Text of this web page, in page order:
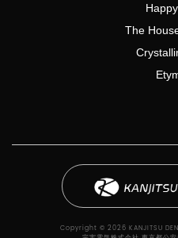
The
Copyright © 2026 KANJITSU